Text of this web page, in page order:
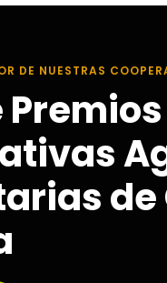
DE NUESTRAS
Premios
de